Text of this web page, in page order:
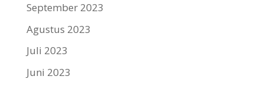
September 2023
Agustus 2023
Juli 2023
Juni 2023